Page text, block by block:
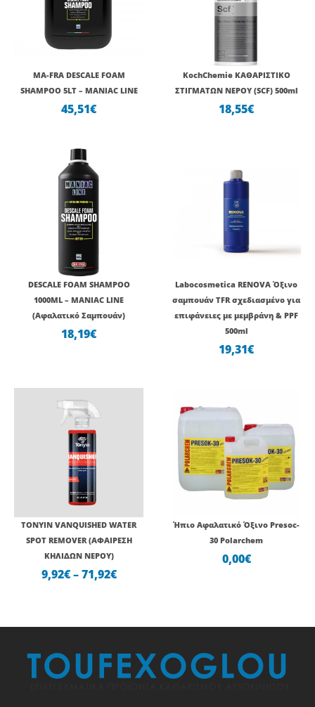
MA-FRA DESCALE FOAM
SHAMPOO 5LT – MANIAC LINE
45,51€
KochChemie ΚΑΘΑΡΙΣΤΙΚΟ
ΣΤΙΓΜΑΤΩΝ ΝΕΡΟΥ (SCF) 500ml
18,55€
DESCALE FOAM SHAMPOO
1000ML – MANIAC LINE
(Αφαλατικό Σαμπουάν)
18,19€
Labocosmetica RENOVA Όξινο
σαμπουάν TFR σχεδιασμένο για
επιφάνειες με μεμβράνη & PPF
500ml
19,31€
TONYIN VANQUISHED WATER
SPOT REMOVER (ΑΦΑΙΡΕΣΗ
ΚΗΛΙΔΩΝ ΝΕΡΟΥ)
9,92€–71,92€
Ήπιο Αφαλατικό Όξινο Presoc-
30 Polarchem
0,00€